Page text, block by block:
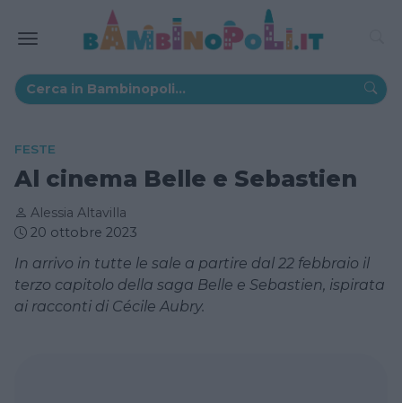
FESTE
Al cinema Belle e Sebastien
Alessia Altavilla
20 ottobre 2023
In arrivo in tutte le sale a partire dal 22 febbraio il
terzo capitolo della saga Belle e Sebastien, ispirata
ai racconti di Cécile Aubry.